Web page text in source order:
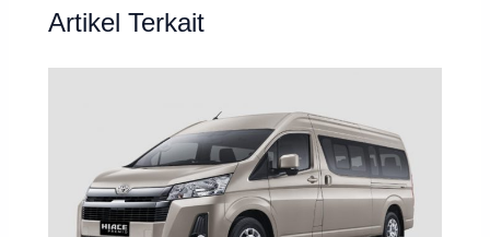
Artikel Terkait